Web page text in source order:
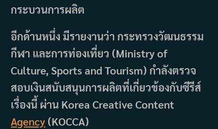
กระบวนการผลิต
อีกด้านหนึ่ง มีรายงานว่า กระทรวงวัฒนธรรม
กีฬา และการท่องเที่ยว (Ministry of
Culture, Sports and Tourism) กำลังตรวจ
สอบเงินสนับสนุนการผลิตที่เกี่ยวข้องกับซีรีส์
เรื่องนี้ ผ่าน Korea Creative Content
Agency (KOCCA)